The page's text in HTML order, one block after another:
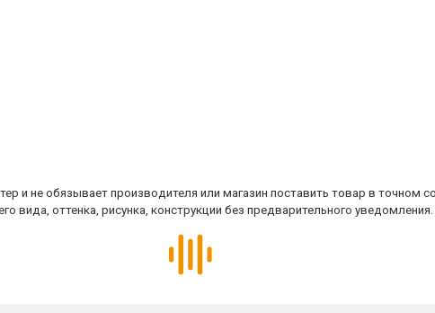
и не обязывает производителя или магазин поставить товар в точном
вида, оттенка, рисунка, конструкции без предварительного уведомления.